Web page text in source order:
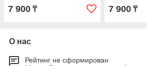
7 900 ₸ 7 900₸
О нас
Рейтинг не сформирован